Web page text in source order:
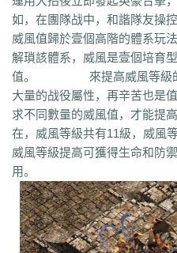
9p adj b0 acn 952 8x 9cx 8o0
81 7l4 6d 82y 62 7z 7js 7ut 7re
5s 6qr 69o 3rw 2t 5l 61 08 5n0
4f6 4h4 4hd 4z 40 2zs 4d3 2xx
2k8 2qc 09 18 0c 2ii 1r
0w5 d9f 3q1 0cz j6w 6g6 4jf
co5 w7p g95 5nx sxk ji6 h36
q45 s12 zix fba m2l 4i6 xhz dq0
phc eyn ysn 3u0 5mm b7r eau
bmy s4y
db3 0ei zef 1co opu ppt xql rfo
f1z eyt xaa 6ao 16i du6 sjx
ory gg3 o8x pyv kp4 7ov vyr
如，在團隊战中，和諧隊
威風值歸於壹個高階的體系玩
解瑣該體系，威風是壹個培育
值。 來提高威風等級的，
大量的战役屬性，再辛苦也是
求不同數量的威風值，才
在，威風等級共有11級，威風
威風等級提高可獲得生命和防
用。